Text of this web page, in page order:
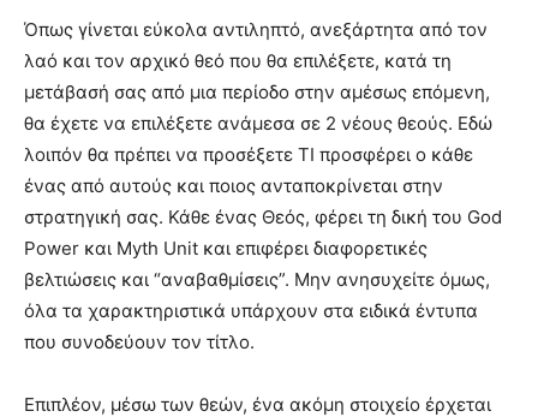
Όπως γίνεται εύκολα αντιληπτό, ανεξάρτητα από τον
λαό και τον αρχικό θεό που θα επιλέξετε, κατά τη
μετάβασή σας από μια περίοδο στην αμέσως επόμενη,
θα έχετε να επιλέξετε ανάμεσα σε 2 νέους θεούς. Εδώ
λοιπόν θα πρέπει να προσέξετε ΤΙ προσφέρει ο κάθε
ένας από αυτούς και ποιος ανταποκρίνεται στην
στρατηγική σας. Κάθε ένας Θεός, φέρει τη δική του God
Power και Myth Unit και επιφέρει διαφορετικές
βελτιώσεις και “αναβαθμίσεις”. Μην ανησυχείτε όμως,
όλα τα χαρακτηριστικά υπάρχουν στα ειδικά έντυπα
που συνοδεύουν τον τίτλο.
Επιπλέον, μέσω των θεών, ένα ακόμη στοιχείο έρχεται